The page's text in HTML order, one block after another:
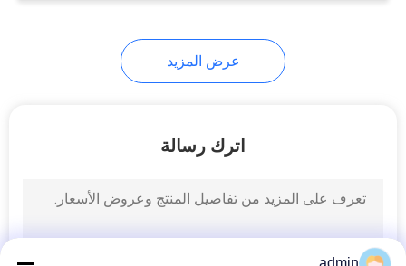
المغناطيسي
عرض المزيد
اترك رسالة
admin